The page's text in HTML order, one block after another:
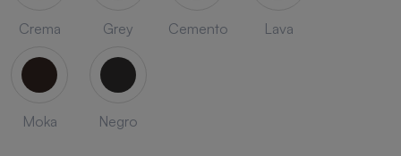
Crema Grey Cemento Lava
Moka Negro